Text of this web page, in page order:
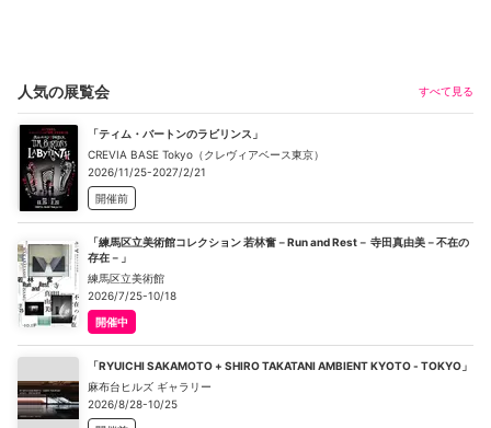
人気の展覧会 すべて見る
「ティム・バートンのラビリンス」
CREVIA BASE Tokyo（クレヴィアベース東京）
2026/11/25-2027/2/21
開催前
「練馬区立美術館コレクション 若林奮－Run and Rest－ 寺田真由美－不在の
存在－」
練馬区立美術館
2026/7/25-10/18
開催中
「RYUICHI SAKAMOTO + SHIRO TAKATANI AMBIENT KYOTO - TOKYO」
麻布台ヒルズ ギャラリー
2026/8/28-10/25